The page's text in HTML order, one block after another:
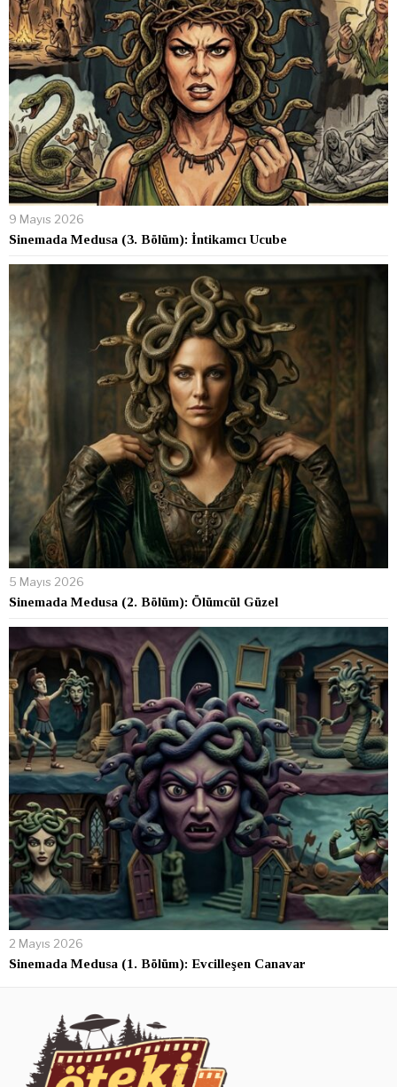
9 Mayıs 2026
Sinemada Medusa (3. Bölüm): İntikamcı Ucube
5 Mayıs 2026
Sinemada Medusa (2. Bölüm): Ölümcül Güzel
2 Mayıs 2026
Sinemada Medusa (1. Bölüm): Evcilleşen Canavar